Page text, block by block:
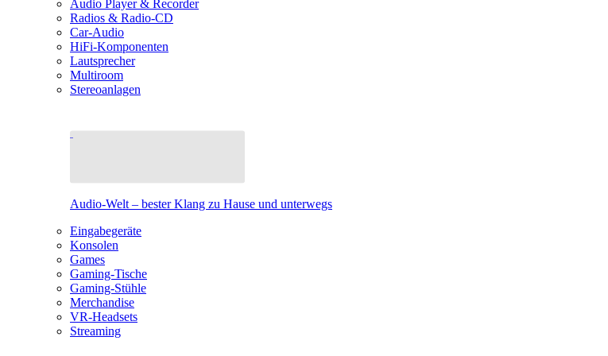
Audio Player & Recorder
Radios & Radio-CD
Car-Audio
HiFi-Komponenten
Lautsprecher
Multiroom
Stereoanlagen
Audio-Welt – bester Klang zu Hause und unterwegs
Eingabegeräte
Konsolen
Games
Gaming-Tische
Gaming-Stühle
Merchandise
VR-Headsets
Streaming